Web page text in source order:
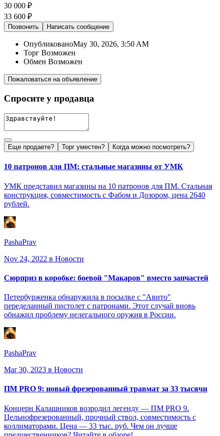
30 000 ₽
33 600 ₽
Позвонить Написать сообщение
ОпубликованоMay 30, 2026, 3:50 AM
Торг Возможен
Обмен Возможен
Пожаловаться на объявление
Спросите у продавца
Еще продаете? Торг уместен? Когда можно посмотреть?
10 патронов для ПМ: стальные магазины от УМК
УМК представил магазины на 10 патронов для ПМ. Стальная
конструкция, совместимость с Фабом и Дозором, цена 2640
рублей.
PashaPrav
Nov 24, 2022 в Новости
Сюрприз в коробке: боевой "Макаров" вместо запчастей
Петербурженка обнаружила в посылке с "Авито"
переделанный пистолет с патронами. Этот случай вновь
обнажил проблему нелегального оружия в России.
PashaPrav
Mar 30, 2023 в Новости
ПМ PRO 9: новый фрезерованный травмат за 33 тысячи
Концерн Калашников возродил легенду — ПМ PRO 9.
Цельнофрезерованный, прочный ствол, совместимость с
коллиматорами. Цена — 33 тыс. руб. Чем он лучше